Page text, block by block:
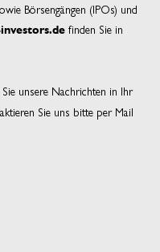
Börsengängen (IPOs) und
finden Sie in
unsere Nachrichten in Ihr
Sie uns bitte per Mail